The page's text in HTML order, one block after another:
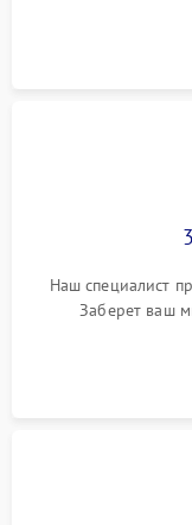
Наш специалист
Заберет ваш